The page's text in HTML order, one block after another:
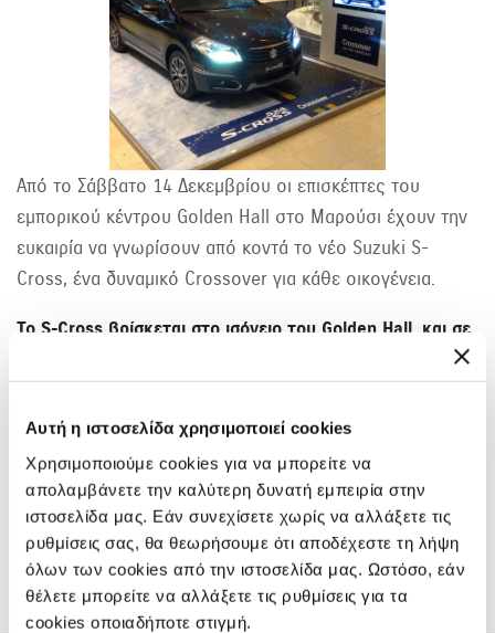
Αυτή η ιστοσελίδα χρησιμοποιεί cookies
Χρησιμοποιούμε cookies για να μπορείτε να
απολαμβάνετε την καλύτερη δυνατή εμπειρία στην
ιστοσελίδα μας. Εάν συνεχίσετε χωρίς να αλλάξετε τις
ρυθμίσεις σας, θα θεωρήσουμε ότι αποδέχεστε τη λήψη
όλων των cookies από την ιστοσελίδα μας. Ωστόσο, εάν
θέλετε μπορείτε να αλλάξετε τις ρυθμίσεις για τα
cookies οποιαδήποτε στιγμή.
Από το Σάββατο 14 Δεκεμβρίου οι επισκέπτες του
εμπορικού κέντρου Golden Hall στο Μαρούσι έχουν την
ευκαιρία να γνωρίσουν από κοντά το νέο Suzuki S-
Cross, ένα δυναμικό Crossover για κάθε οικογένεια.
Το S-Cross βρίσκεται στο ισόγειο του Golden Hall, και σε
θέλεις για το μοντέλο, στον ειδικά διαμορφωμένο χώρο.
να καθήσεις στη θέση του οδηγού, ενώ οι άνθρωποι της
Suzuki θα μπορούν να απαντήσουν σε κάθε σου
ερώτηση.
Κάνε Like στηSuzuki στο Facebook, και δεςεδώ
φωτογραφίες από τη διαδικασία εισόδου του S-Cross στο
χώρο του Golden Hall.